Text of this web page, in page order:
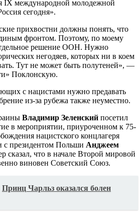
IX международной молодежной
сегодня».
прихвостни должны понять, что
фронтом. Поэтому, по моему
решение ООН. Нужно
негодяев, которых ни в коем
Тут не может быть полутеней», —
Поклонскую.
с нацистами нужно предавать
из-за рубежа также неуместно.
Владимир Зеленский посетил
в мероприятии, приуроченном к 75-
нацистского концлагеря
с президентом Польши Анджеем
сказал, что в начале Второй мировой
виновен Советский Союз.
Принц Чарльз оказался болен